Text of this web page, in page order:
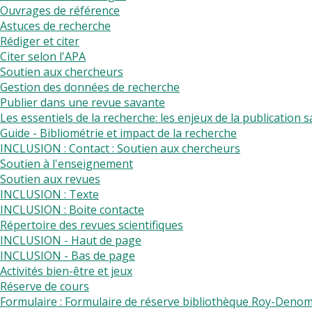
Ouvrages de référence
Astuces de recherche
Rédiger et citer
Citer selon l'APA
Soutien aux chercheurs
Gestion des données de recherche
Publier dans une revue savante
Les essentiels de la recherche: les enjeux de la publication
Guide - Bibliométrie et impact de la recherche
INCLUSION : Contact : Soutien aux chercheurs
Soutien à l'enseignement
Soutien aux revues
INCLUSION : Texte
INCLUSION : Boite contacte
Répertoire des revues scientifiques
INCLUSION - Haut de page
INCLUSION - Bas de page
Activités bien-être et jeux
Réserve de cours
Formulaire : Formulaire de réserve bibliothèque Roy-